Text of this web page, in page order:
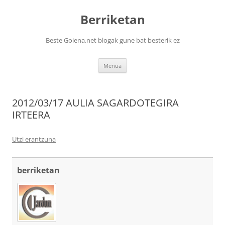
Berriketan
Beste Goiena.net blogak gune bat besterik ez
Menua
2012/03/17 AULIA SAGARDOTEGIRA
IRTEERA
Utzi erantzuna
berriketan